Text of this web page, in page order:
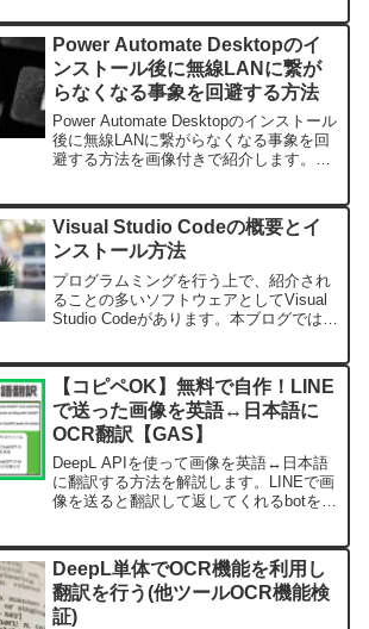
Power Automate Desktopのイ
ンストール後に無線LANに繋が
らなくなる事象を回避する方法
Power Automate Desktopのインストール
後に無線LANに繋がらなくなる事象を回
避する方法を画像付きで紹介します。
避する方法を知りたい方は必見です。
Visual Studio Codeの概要とイ
ンストール方法
プログラムミングを行う上で、紹介され
ることの多いソフトウェアとしてVisual
Studio Codeがあります。本ブログでは、
おすすめ設定を画像付きで紹介します。
【コピペOK】無料で自作！LINE
で送った画像を英語↔︎日本語に
OCR翻訳【GAS】
DeepL APIを使って画像を英語↔︎日本語
に翻訳する方法を解説します。LINEで画
像を送ると翻訳して返してくれるbotを作
ひご覧ください♪
DeepL単体でOCR機能を利用し
翻訳を行う(他ツールOCR機能検
証)